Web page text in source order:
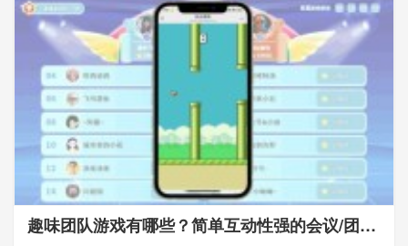
趣味团队游戏有哪些？简单互动性强的会议/团建小游戏推荐